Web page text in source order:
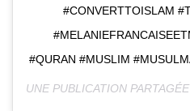
#CONVERTTOISLAM
#QURAN #MUSLIM
UNE PUBLICATION